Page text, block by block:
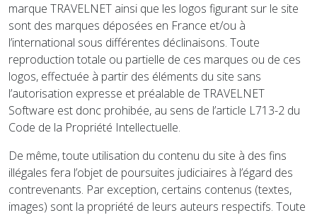
marque TRAVELNET ainsi que les logos figurant sur le site
sont des marques déposées en France et/ou à
l’international sous différentes déclinaisons. Toute
reproduction totale ou partielle de ces marques ou de ces
logos, effectuée à partir des éléments du site sans
l’autorisation expresse et préalable de TRAVELNET
Software est donc prohibée, au sens de l’article L713-2 du
Code de la Propriété Intellectuelle.
De même, toute utilisation du contenu du site à des fins
illégales fera l’objet de poursuites judiciaires à l’égard des
contrevenants. Par exception, certains contenus (textes,
images) sont la propriété de leurs auteurs respectifs. Toute